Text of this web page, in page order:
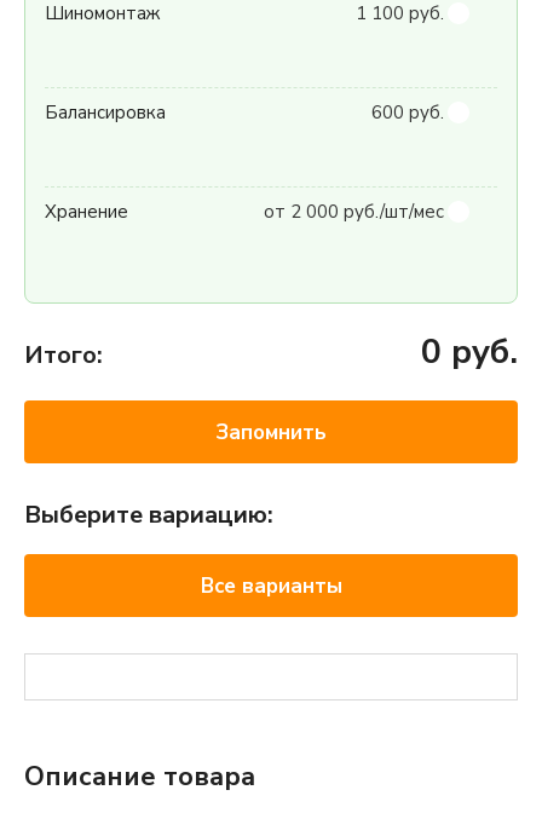
Шиномонтаж 1 100 руб.
Балансировка 600 руб.
Хранение от 2 000 руб./шт/мес
Итого: 0 руб.
Запомнить
Выберите вариацию:
Все варианты
Описание товара